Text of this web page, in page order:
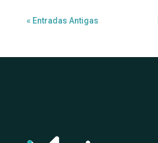
« Entradas Antigas